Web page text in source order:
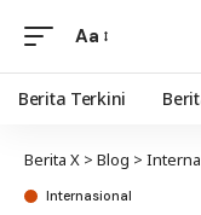
Aa
Berita Terkini
Berita X > Blog >
Internasional